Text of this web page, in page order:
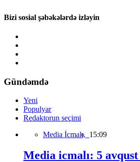
Bizi sosial şəbəkələrdə izləyin
Gündəmdə
Yeni
Populyar
Redaktorun seçimi
Media İcmalı, 15:09
Media icmalı: 5